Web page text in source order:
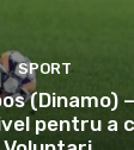
SPORT
(Dinamo)
pentru a